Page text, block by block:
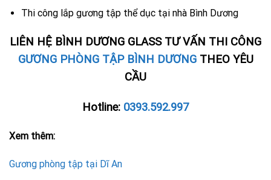
Thi công lắp gương tập thể dục tại nhà Bình Dương
LIÊN HỆ BÌNH DƯƠNG GLASS TƯ VẤN THI CÔNG
GƯƠNG PHÒNG TẬP BÌNH DƯƠNGTHEO YÊU
CẦU
Hotline: 0393.592.997
Xem thêm:
Gương phòng tập tại Dĩ An